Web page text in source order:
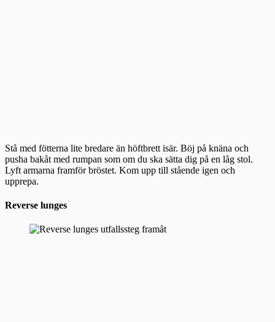
Stå med fötterna lite bredare än höftbrett isär. Böj på knäna och
pusha bakåt med rumpan som om du ska sätta dig på en låg stol.
Lyft armarna framför bröstet. Kom upp till stående igen och
upprepa.
Reverse lunges